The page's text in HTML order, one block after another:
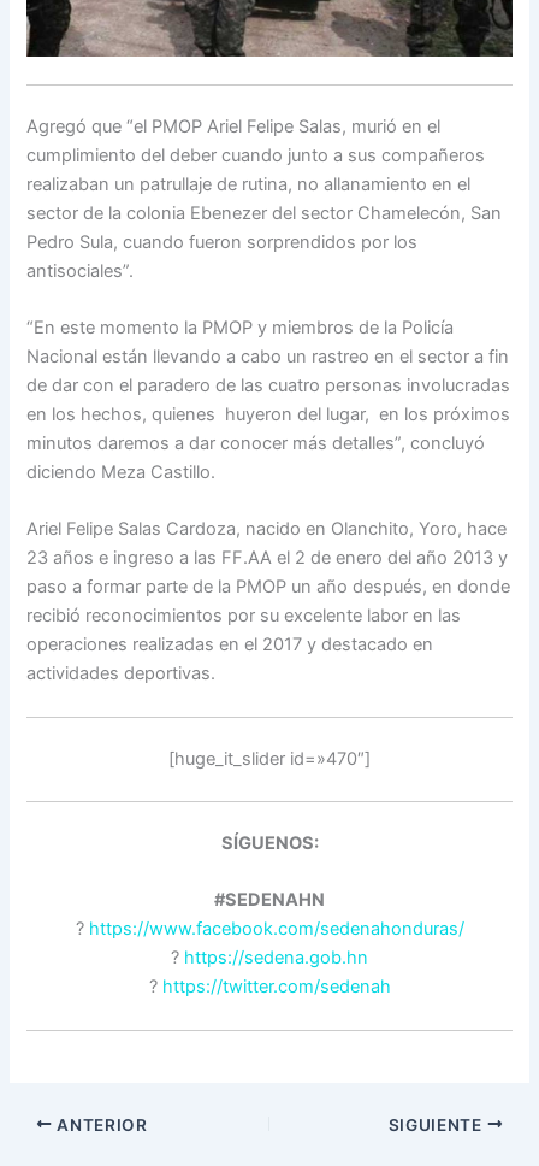
Agregó que “el PMOP Ariel Felipe Salas, murió en el
cumplimiento del deber cuando junto a sus compañeros
realizaban un patrullaje de rutina, no allanamiento en el
sector de la colonia Ebenezer del sector Chamelecón, San
Pedro Sula, cuando fueron sorprendidos por los
antisociales”.
“En este momento la PMOP y miembros de la Policía
Nacional están llevando a cabo un rastreo en el sector a fin
de dar con el paradero de las cuatro personas involucradas
en los hechos, quienes huyeron del lugar, en los próximos
minutos daremos a dar conocer más detalles”, concluyó
diciendo Meza Castillo.
Ariel Felipe Salas Cardoza, nacido en Olanchito, Yoro, hace
23 años e ingreso a las FF.AA el 2 de enero del año 2013 y
paso a formar parte de la PMOP un año después, en donde
recibió reconocimientos por su excelente labor en las
operaciones realizadas en el 2017 y destacado en
actividades deportivas.
[huge_it_slider id=»470″]
SÍGUENOS:
#SEDENAHN
? https://www.facebook.com/sedenahonduras/
? https://sedena.gob.hn
? https://twitter.com/sedenah
ANTERIOR SIGUIENTE